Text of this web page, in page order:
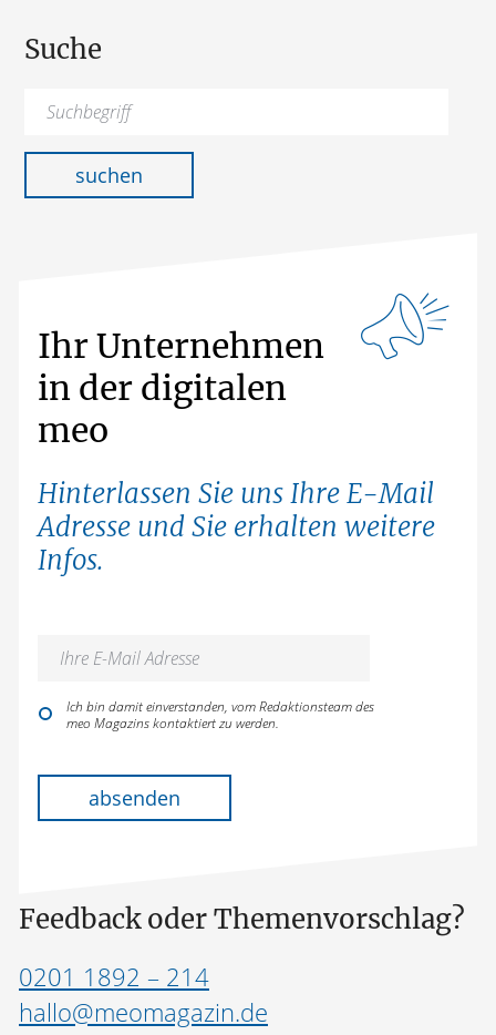
Suche
Suchen
suchen
Ihr Unternehmen
in der digitalen
meo
Hinterlassen Sie uns Ihre E-Mail
Adresse und Sie erhalten weitere
Infos.
Ich bin damit einverstanden, vom Redaktionsteam des
meo Magazins kontaktiert zu werden.
absenden
Feedback oder Themenvorschlag?
0201 1892 – 214
hallo@meomagazin.de